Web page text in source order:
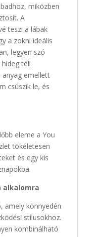
miközben
A
teszi a lábak
a zokni ideális
legyen szó
téli
anyag emellett
csúszik le, és
eleme a You
tökéletesen
és egy kis
alkalomra
amely könnyedén
stílusokhoz.
kombinálható